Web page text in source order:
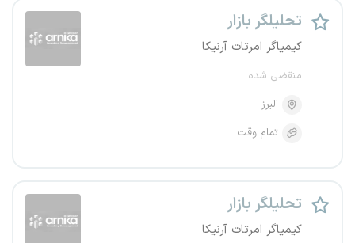
تحلیلگر بازار
کیمیاگر امرتات آرنیکا
منقضی شده
البرز
تمام وقت
تحلیلگر بازار
کیمیاگر امرتات آرنیکا